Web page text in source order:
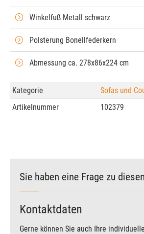
Winkelfuß Metall schwarz
Polsterung Bonellfederkern
Abmessung ca. 278x86x224 cm
Kategorie
Sofas und
Artikelnummer
102379
Sie haben eine Frage zu
Kontaktdaten
Gerne können Sie auch Ihre